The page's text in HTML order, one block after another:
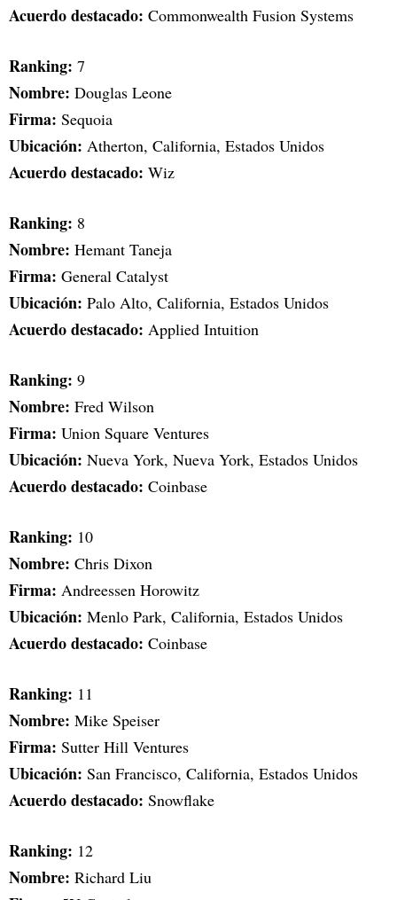
Acuerdo destacado: Commonwealth Fusion Systems
Ranking: 7
Nombre: Douglas Leone
Firma: Sequoia
Ubicación: Atherton, California, Estados Unidos
Acuerdo destacado: Wiz
Ranking: 8
Nombre: Hemant Taneja
Firma: General Catalyst
Ubicación: Palo Alto, California, Estados Unidos
Acuerdo destacado: Applied Intuition
Ranking: 9
Nombre: Fred Wilson
Firma: Union Square Ventures
Ubicación: Nueva York, Nueva York, Estados Unidos
Acuerdo destacado: Coinbase
Ranking: 10
Nombre: Chris Dixon
Firma: Andreessen Horowitz
Ubicación: Menlo Park, California, Estados Unidos
Acuerdo destacado: Coinbase
Ranking: 11
Nombre: Mike Speiser
Firma: Sutter Hill Ventures
Ubicación: San Francisco, California, Estados Unidos
Acuerdo destacado: Snowflake
Ranking: 12
Nombre: Richard Liu